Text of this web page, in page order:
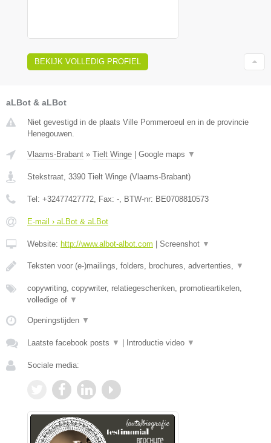
BEKIJK VOLLEDIG PROFIEL
aLBot & aLBot
Niet gevestigd in de plaats Ville Pommeroeul en in de provincie
Henegouwen.
Vlaams-Brabant » Tielt Winge Google maps ▼
Stekstraat, 3390 Tielt Winge (Vlaams-Brabant)
Tel: +32477427772, Fax: -, BTW-nr: BE0708810573
E-mail › aLBot & aLBot
Website: http://www.albot-albot.com Screenshot ▼
Teksten voor (e-)mailings, folders, brochures, advertenties, ▼
copywriting, copywriter, relatiegeschenken, promotieartikelen,
volledige of ▼
Openingstijden ▼
Laatste facebook posts ▼ Introductie video ▼
Sociale media: